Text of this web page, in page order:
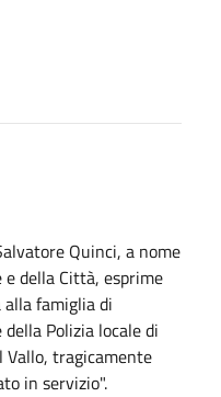
Quinci, a nome
della Città, esprime
famiglia di
Polizia locale di
Vallo, tragicamente
in servizio".